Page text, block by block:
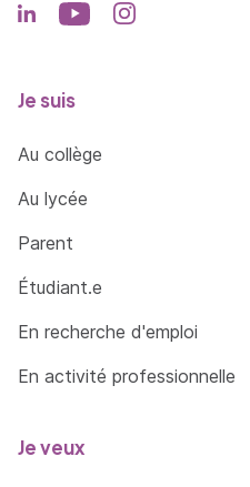
Je suis
Au collège
Au lycée
Parent
Étudiant.e
En recherche d'emploi
En activité professionnelle
Je veux